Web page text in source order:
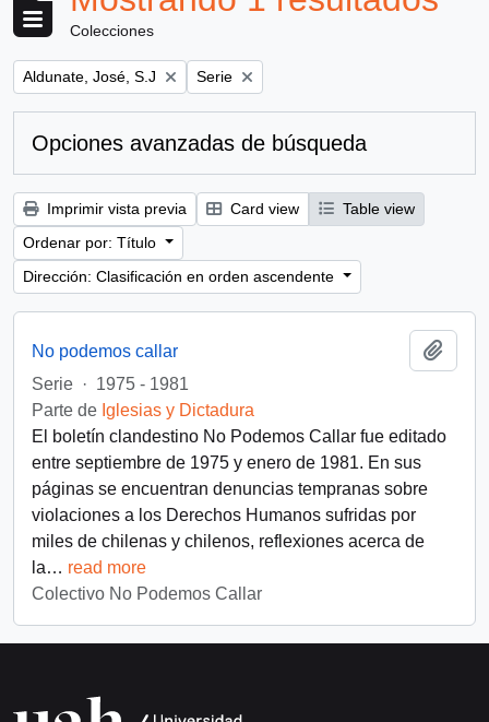
Colecciones
Remove filter:
Aldunate, José, S.J Remove filter:
Serie
Opciones avanzadas de búsqueda
Imprimir vista previa Card view
Table view
Ordenar por: Título
Dirección: Clasificación en orden ascendente
No podemos callar
Serie · 1975 - 1981
Parte de Iglesias y Dictadura
El boletín clandestino No Podemos Callar fue editado
entre septiembre de 1975 y enero de 1981. En sus
páginas se encuentran denuncias tempranas sobre
violaciones a los Derechos Humanos sufridas por
miles de chilenas y chilenos, reflexiones acerca de
la… read more
Colectivo No Podemos Callar